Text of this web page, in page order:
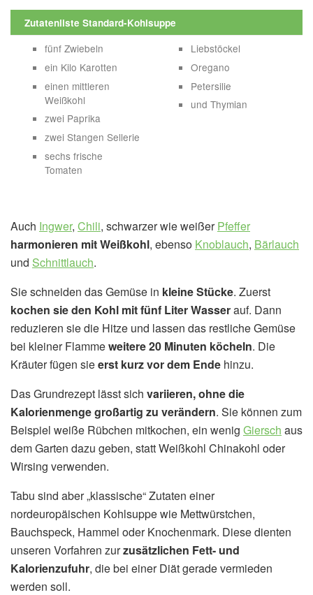
Zutatenliste Standard-Kohlsuppe
fünf Zwiebeln
ein Kilo Karotten
einen mittleren
Weißkohl
zwei Paprika
zwei Stangen Sellerie
sechs frische
Tomaten
Liebstöckel
Oregano
Petersilie
und Thymian
Auch Ingwer, Chili, schwarzer wie weißerPfeffer
harmonieren mit Weißkohl, ebenso Knoblauch, Bärlauch
und Schnittlauch.
Sie schneiden das Gemüse in kleine Stücke. Zuerst
kochen sie den Kohl mit fünf Liter Wasserauf. Dann
reduzieren sie die Hitze und lassen das restliche Gemüse
bei kleiner Flammeweitere 20 Minuten köcheln. Die
Kräuter fügen sieerst kurz vor dem Ende hinzu.
Das Grundrezept lässt sich variieren, ohne die
Kalorienmenge großartig zu verändern. Sie können zum
Beispiel weiße Rübchen mitkochen, ein wenig Giersch aus
dem Garten dazu geben, statt Weißkohl Chinakohl oder
Wirsing verwenden.
Tabu sind aber „klassische“ Zutaten einer
nordeuropäischen Kohlsuppe wie Mettwürstchen,
Bauchspeck, Hammel oder Knochenmark. Diese dienten
unseren Vorfahren zurzusätzlichen Fett- und
Kalorienzufuhr, die bei einer Diät gerade vermieden
werden soll.